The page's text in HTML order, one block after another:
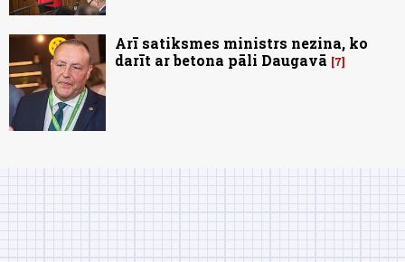
Arī satiksmes ministrs nezina, ko
darīt ar betona pāli Daugavā
7